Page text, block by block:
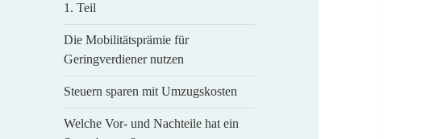
1. Teil
Die Mobilitätsprämie für
Geringverdiener nutzen
Steuern sparen mit Umzugskosten
Welche Vor- und Nachteile hat ein